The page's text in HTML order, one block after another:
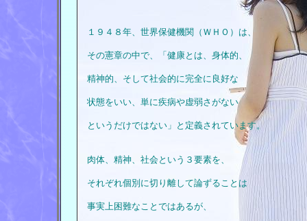
１９４８年、世界保健機関（ＷＨＯ）は、
その憲章の中で、「健康とは、身体的、
精神的、そして社会的に完全に良好な
状態をいい、単に疾病や虚弱さがない
というだけではない」と定義されています。
肉体、精神、社会という３要素を、
それぞれ個別に切り離して論ずることは
事実上困難なことではあるが、